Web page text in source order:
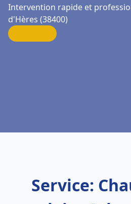
Intervention rapide et
d'Hères (38400)
Service: